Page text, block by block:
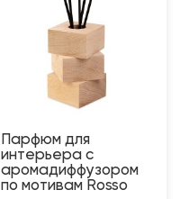
Парфюм для
интерьера с
аромадиффузором
по мотивам Rosso